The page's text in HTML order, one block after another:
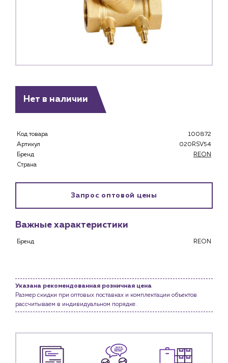
Новости
Блог
Личный кабинет
Нет в наличии
Код товара
100872
Артикул
020RSV54
Бренд
REON
Страна
Запрос оптовой цены
Важные характеристики
Бренд REON
Указана рекомендованная розничная цена
Размер скидки при оптовых поставках и комплектации объектов
рассчитываем в индивидуальном порядке.